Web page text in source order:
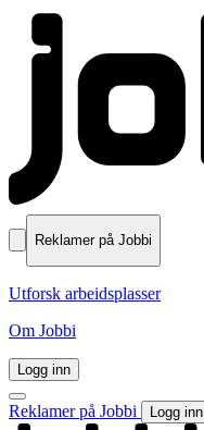
Reklamer på Jobbi
Utforsk arbeidsplasser
Om Jobbi
Logg inn
Reklamer på Jobbi Logg inn